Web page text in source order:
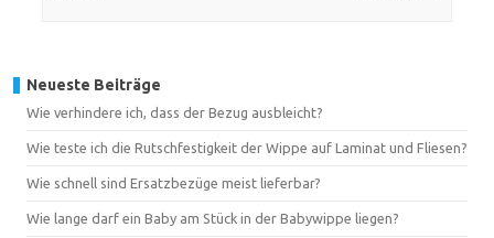
Neueste Beiträge
Wie verhindere ich, dass der Bezug ausbleicht?
Wie teste ich die Rutschfestigkeit der Wippe auf Laminat und Fliesen?
Wie schnell sind Ersatzbezüge meist lieferbar?
Wie lange darf ein Baby am Stück in der Babywippe liegen?